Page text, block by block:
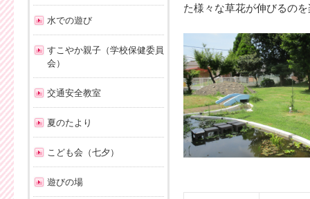
た様々な草花が伸びるの
水での遊び
すこやか親子（学校保健委員
会）
交通安全教室
夏のたより
こども会（七夕）
遊びの場